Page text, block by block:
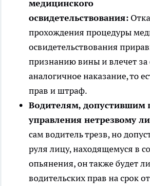
медицинского
освидетельствования:
прохождения процедуры
освидетельствования
признанию вины и влечет за
аналогичное наказание, то
прав и штраф.
Водителям, допустившим
управления нетрезвому
сам водитель трезв, но
руля лицу, находящемуся в
опьянения, он также будет
водительских прав на срок